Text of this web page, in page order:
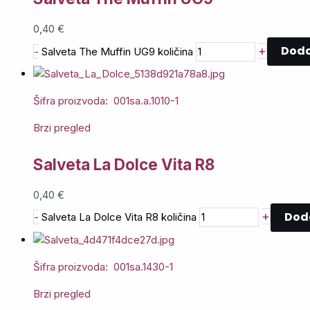
0,40 €
- Salveta The Muffin UG9 količina +
Šifra proizvoda: 001sa.a.1010-1
Brzi pregled
Salveta La Dolce Vita R8
0,40 €
- Salveta La Dolce Vita R8 količina +
Šifra proizvoda: 001sa.1430-1
Brzi pregled